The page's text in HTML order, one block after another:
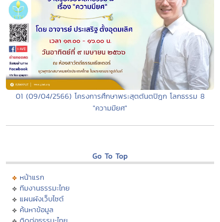
01 (09/04/2566) โครงการศึกษาพระสุตตันตปิฎก โลกธรรม 8
"ความมียศ"
Go To Top
หน้าแรก
ทีมงานธรรมะไทย
แผนผังเว็บไซต์
ค้นหาข้อมูล